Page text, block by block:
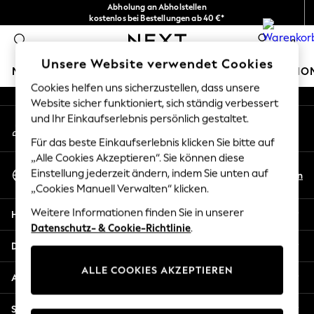
Abholung an Abholstellen
kostenlos bei Bestellungen ab 40 €*
Problemlose Rückgaben*
0
MÄDCHEN JUNGEN BABY DAMEN HERREN
HOLIDAY SHOP
Women's Holiday Shop
All Swimwear
All Beachwear
Bags & Accessories
Beach Dresses & Kaftans
Dresses
Flip Flops
Linen Collection
Sandals
Shorts
An error occurred on client
Unsere sozialen Netzwerke
Mein Konto
Melden Sie sich bei Ihrem Konto an
Sprache Auswählen
Deutsch
En
Hilfe
Datenschutz und Rechtliches
Abteilungen
Sonstige Dienstleistungen
Unsere Website verwendet Cookies
Cookies helfen uns sicherzustellen, dass unsere
Website sicher funktioniert, sich ständig verbessert
und Ihr Einkaufserlebnis persönlich gestaltet.
Für das beste Einkaufserlebnis klicken Sie bitte auf
„Alle Cookies Akzeptieren“. Sie können diese
Einstellung jederzeit ändern, indem Sie unten auf
„Cookies Manuell Verwalten“ klicken.
Weitere Informationen finden Sie in unserer
Datenschutz- & Cookie-Richtlinie.
ALLE COOKIES AKZEPTIEREN